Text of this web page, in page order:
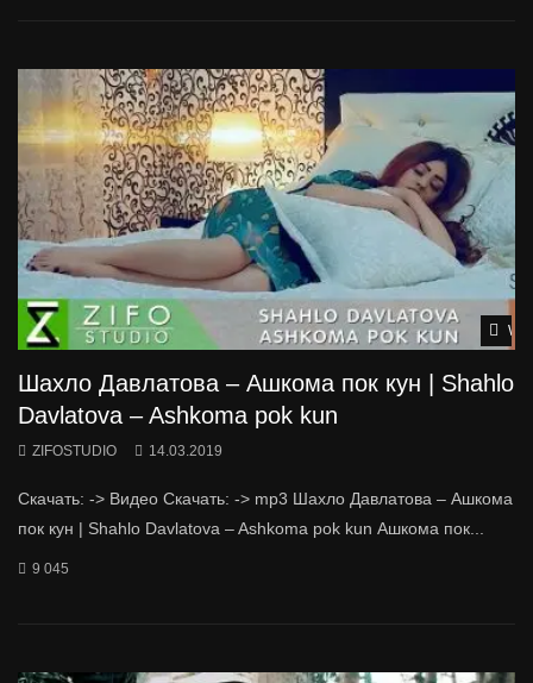
Шахло Давлатова – Ашкома пок кун | Shahlo
Davlatova – Ashkoma pok kun
ZIFOSTUDIO 14.03.2019
Скачать: -> Видео Скачать: -> mp3 Шахло Давлатова – Ашкома
пок кун | Shahlo Davlatova – Ashkoma pok kun Ашкома пок...
9 045